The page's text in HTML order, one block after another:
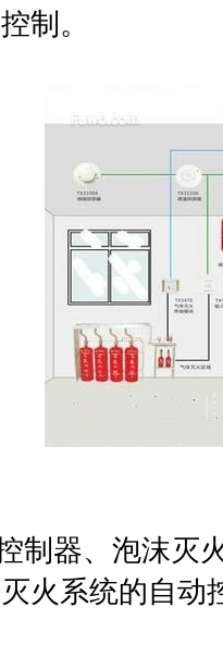
制。
制器、泡沫灭
火系统的自动